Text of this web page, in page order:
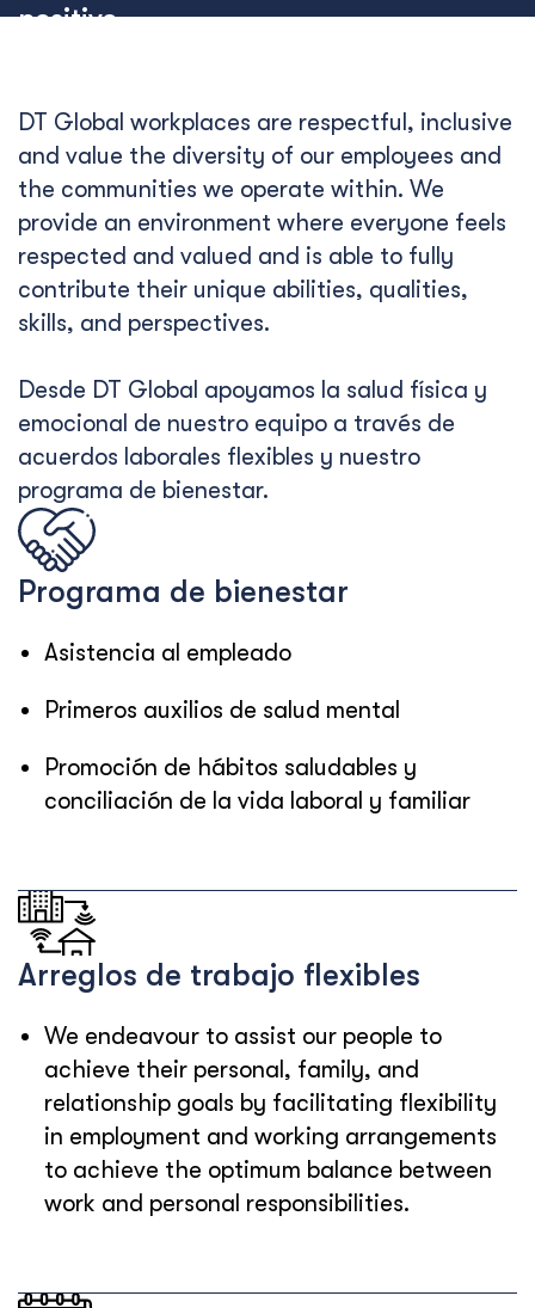
positivo.
DT Global workplaces are respectful, inclusive
and value the diversity of our employees and
the communities we operate within. We
provide an environment where everyone feels
respected and valued and is able to fully
contribute their unique abilities, qualities,
skills, and perspectives.
Desde DT Global apoyamos la salud física y
emocional de nuestro equipo a través de
acuerdos laborales flexibles y nuestro
programa de bienestar.
Programa de bienestar
Asistencia al empleado
Primeros auxilios de salud mental
Promoción de hábitos saludables y
conciliación de la vida laboral y familiar
Arreglos de trabajo flexibles
We endeavour to assist our people to
achieve their personal, family, and
relationship goals by facilitating flexibility
in employment and working arrangements
to achieve the optimum balance between
work and personal responsibilities.